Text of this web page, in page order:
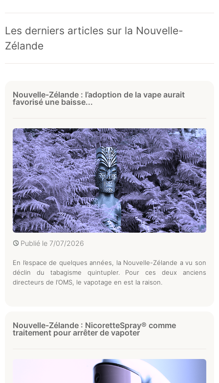
Les derniers articles sur la Nouvelle-
Zélande
Nouvelle-Zélande : l’adoption de la vape aurait
favorisé une baisse...
Publié le 7/07/2026
En l’espace de quelques années, la Nouvelle-Zélande a vu son
déclin du tabagisme quintupler. Pour ces deux anciens
directeurs de l’OMS, le vapotage en est la raison.
Nouvelle-Zélande : NicoretteSpray® comme
traitement pour arrêter de vapoter